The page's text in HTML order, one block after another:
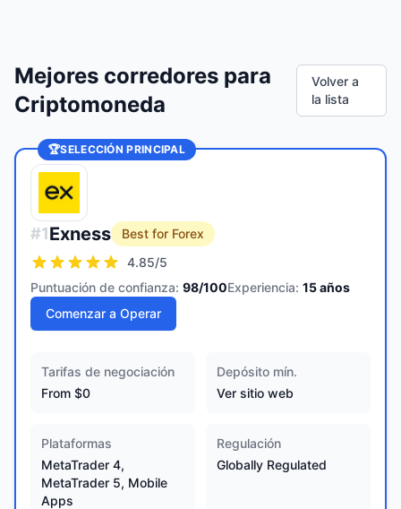
Mejores corredores para
Criptomoneda
Volver a
la lista
🏆SELECCIÓN PRINCIPAL
#1Exness
Best for Forex
4.85/5
Puntuación de confianza: 98/100Experiencia: 15años
Comenzar a Operar
Tarifas de negociación
From $0
Depósito mín.
Ver sitio web
Plataformas
MetaTrader 4,
MetaTrader 5, Mobile
Apps
Regulación
Globally Regulated